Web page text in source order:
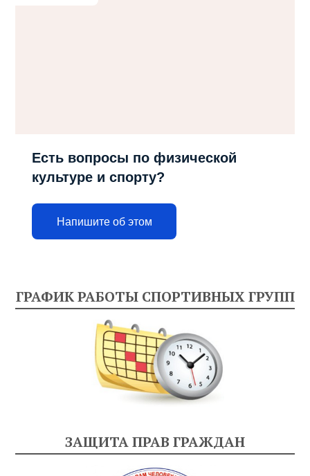
Есть вопросы по физической
культуре и спорту?
Напишите об этом
ГРАФИК РАБОТЫ СПОРТИВНЫХ ГРУПП
ЗАЩИТА ПРАВ ГРАЖДАН